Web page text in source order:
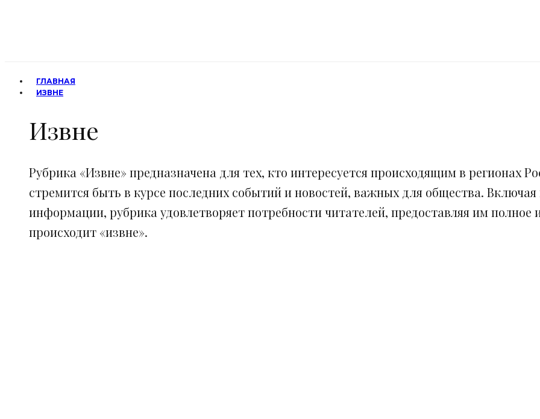
ГЛАВНАЯ
ИЗВНЕ
Извне
Рубрика «Извне» предназначена для тех, кто интересуется происходящим в регионах
стремится быть в курсе последних событий и новостей, важных для общества.
информации, рубрика удовлетворяет потребности читателей, предоставляя им полное
происходит «извне».